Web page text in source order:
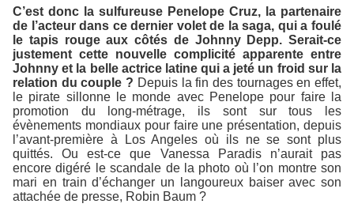
C’est donc la sulfureuse Penelope Cruz, la partenaire
de l’acteur dans ce dernier volet de la saga, qui a foulé
le tapis rouge aux côtés de Johnny Depp. Serait-ce
justement cette nouvelle complicité apparente entre
Johnny et la belle actrice latine qui a jeté un froid sur la
relation du couple ? Depuis la fin des tournages en effet,
le pirate sillonne le monde avec Penelope pour faire la
promotion du long-métrage, ils sont sur tous les
évènements mondiaux pour faire une présentation, depuis
l’avant-première à Los Angeles où ils ne se sont plus
quittés. Ou est-ce que Vanessa Paradis n’aurait pas
encore digéré le scandale de la photo où l’on montre son
mari en train d’échanger un langoureux baiser avec son
attachée de presse, Robin Baum ?